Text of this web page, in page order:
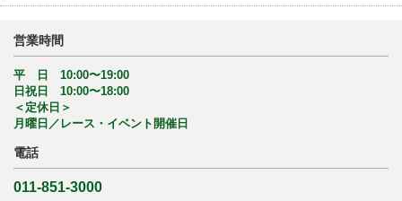
営業時間
平 日 10:00〜19:00
日祝日 10:00〜18:00
＜定休日＞
月曜日／レース・イベント開催日
電話
011-851-3000